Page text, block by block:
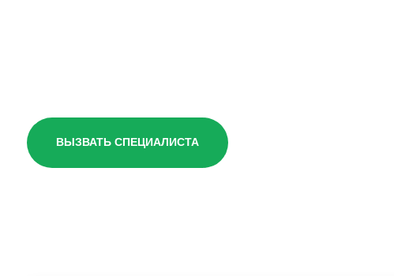
ВЫЗВАТЬ СПЕЦИАЛИСТА